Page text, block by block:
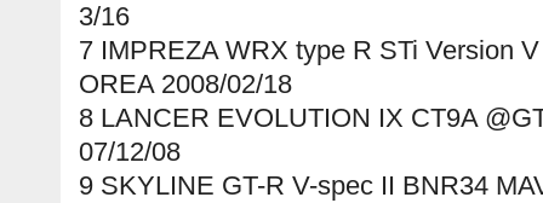
3/16
7 IMPREZA WRX type R STi Version
OREA 2008/02/18
8 LANCER EVOLUTION IX CT9A
07/12/08
9 SKYLINE GT-R V-spec II BNR34